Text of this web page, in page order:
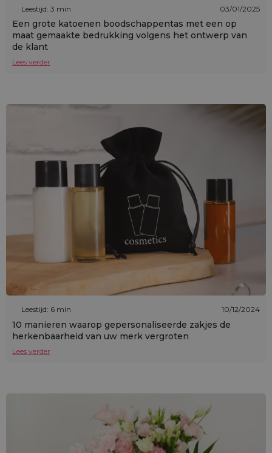
Leestijd: 3 min 03/01/2025
Een grote katoenen boodschappentas met een op
maat gemaakte bedrukking volgens het ontwerp van
de klant
Lees verder
Leestijd: 6 min 10/12/2024
10 manieren waarop gepersonaliseerde zakjes de
herkenbaarheid van uw merk vergroten
Lees verder